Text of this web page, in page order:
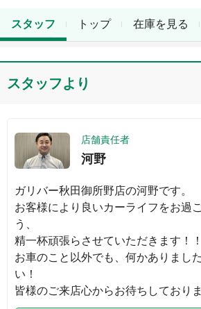
トップ 在庫を見る
スタッフ
スタッフより
店舗責任者
河野
ガリバー秋田御所野店の河野です。
お客様により良いカーライフをお過
う、
精一杯頑張らさせていただきます！！
お車のこと以外でも、何かありまし
い！
皆様のご来店心からお待ちしておりま